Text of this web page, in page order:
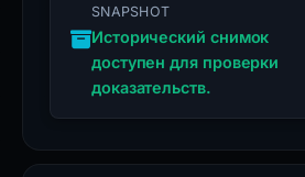
SNAPSHOT
Исторический снимок
доступен для проверки
доказательств.